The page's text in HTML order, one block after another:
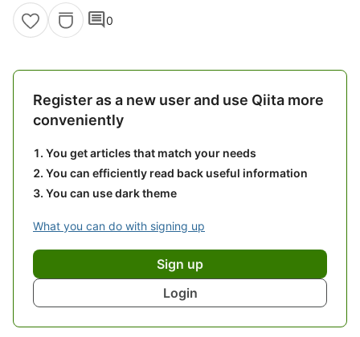
comment0
Register as a new user and use Qiita more
conveniently
You get articles that match your needs
You can efficiently read back useful information
You can use dark theme
What you can do with signing up
Sign up
Login